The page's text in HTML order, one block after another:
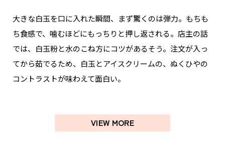
大きな白玉を口に入れた瞬間、まず驚くのは弾力。もちも
ち食感で、噛むほどにもっちりと押し返される。店主の話
では、白玉粉と水のこね方にコツがあるそう。注文が入っ
てから茹でるため、白玉とアイスクリームの、ぬくひやの
コントラストが味わえて面白い。
VIEW MORE